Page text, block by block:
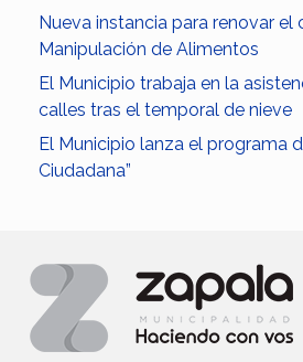
Nueva instancia para renovar el
Manipulación de Alimentos
El Municipio trabaja en la
calles tras el temporal de nieve
El Municipio lanza el programa
Ciudadana”